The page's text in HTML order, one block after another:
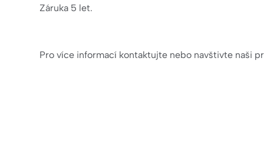
Záruka 5 let.
Pro více informací kontaktujte nebo navštivte naši